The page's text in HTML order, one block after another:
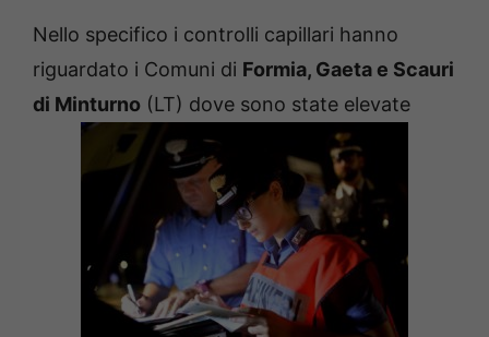
Nello specifico i controlli capillari hanno
riguardato i Comuni di Formia, Gaeta e Scauri
di Minturno (LT) dove sono state elevate